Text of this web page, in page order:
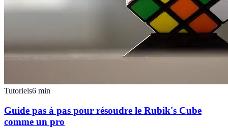
Tutoriels6 min
Guide pas à pas pour résoudre le Rubik's Cube
comme un pro